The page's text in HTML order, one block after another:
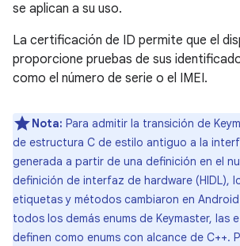
se aplican a su uso.
La certificación de ID permite que el
proporcione pruebas de sus
como el número de serie o el IMEI.
Nota: Para admitir la transición de
de estructura C de estilo antiguo a la
generada a partir de una definición en el
definición de interfaz de hardware (HIDL),
etiquetas y métodos cambiaron en
todos los demás enums de Keymaster, las
definen como enums con alcance de C++.